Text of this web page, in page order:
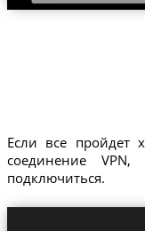
Если все пройдет
соединение
подключиться.